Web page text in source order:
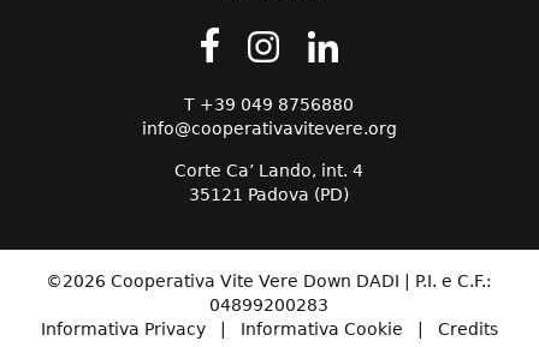
T +39 049 8756880
info@cooperativavitevere.org
Corte Ca’ Lando, int. 4
35121 Padova (PD)
©2026 Cooperativa Vite Vere Down DADI | P.I. e C.F.:
04899200283
Informativa Privacy| Informativa Cookie Credits